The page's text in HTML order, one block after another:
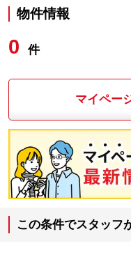
物件情報
0 件
マイペー
この条件でスタッフ